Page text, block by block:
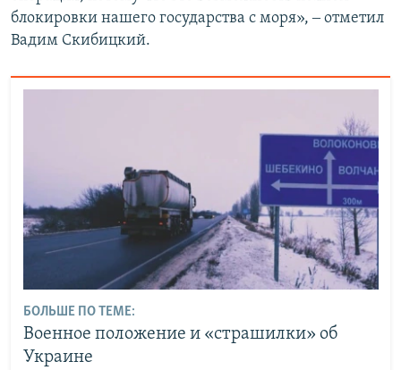
блокировки нашего государства с моря», ‒ отметил
Вадим Скибицкий.
БОЛЬШЕ ПО ТЕМЕ:
Военное положение и «страшилки» об
Украине